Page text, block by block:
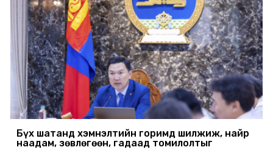
Бүх шатанд хэмнэлтийн горимд шилжиж, найр
наадам, зөвлөгөөн, гадаад томилолтыг